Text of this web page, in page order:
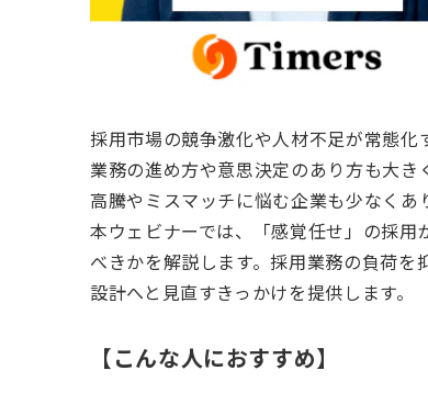
採用市場の競争激化や人材不足が常態
業務の進め方や意思決定のあり方も大
高騰やミスマッチに悩む企業も少なくあ
本ウェビナーでは、「感覚任せ」の採
べきかを解説します。採用業務の負荷
設計へと見直すきっかけを提供します。
【こんな人におすすめ】